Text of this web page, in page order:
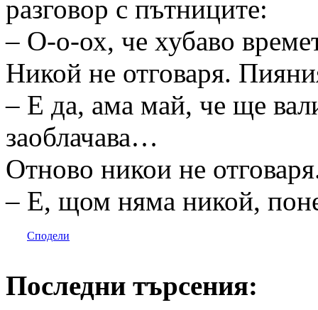
разговор с пътниците:
– О-о-ох, че хубаво
Никой не отговаря.
– Е да, ама май, че ще
заоблачава…
Отново никои не
– Е, щом няма никой,
Сподели
Последни търсения: